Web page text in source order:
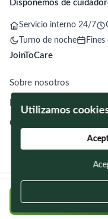
Utilizamos
Disponemos de
Servicio interno 24/7
Turno de noche
Fines
JoinToCare
Sobre nosotros
Blog
Contacto